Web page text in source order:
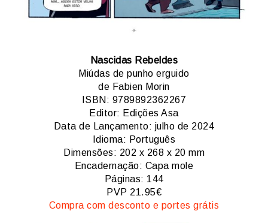
Nascidas Rebeldes
Miúdas de punho erguido
de Fabien Morin
ISBN: 9789892362267
Editor: Edições Asa
Data de Lançamento: julho de 2024
Idioma: Português
Dimensões: 202 x 268 x 20 mm
Encadernação: Capa mole
Páginas: 144
PVP 21.95€
Compra com desconto e portes grátis